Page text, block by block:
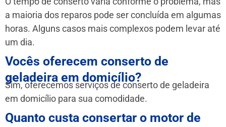
a maioria dos reparos pode ser concluída em algumas
horas. Alguns casos mais complexos podem levar até
um dia.
Vocês oferecem conserto de
geladeira em domicílio?
Sim, oferecemos serviços de conserto de geladeira
em domicílio para sua comodidade.
Quanto custa consertar o motor de